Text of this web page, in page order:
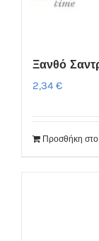
Ξανθό
2,34 €
Προσθήκη στο